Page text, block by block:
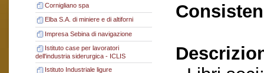
Cornigliano spa
Elba S.A. di miniere e di altiforni
Impresa Sebina di navigazione
Istituto case per lavoratori
dell'industria siderurgica - ICLIS
Istituto Industriale ligure